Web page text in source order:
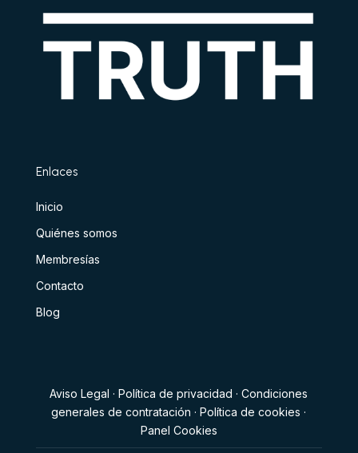
Enlaces
Inicio
Quiénes somos
Membresías
Contacto
Blog
Aviso Legal ·Política de privacidad ·Condiciones
generales de contratación ·Política de cookies ·
Panel Cookies